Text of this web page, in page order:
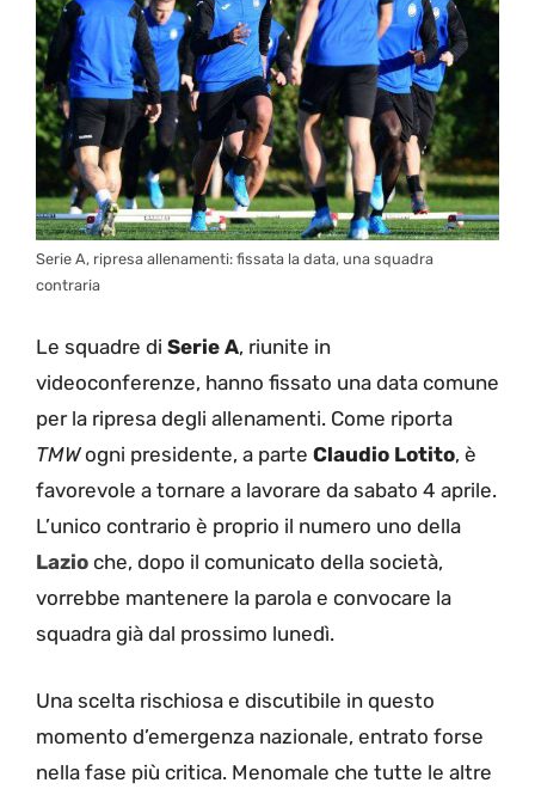
Serie A, ripresa allenamenti: fissata la data, una squadra
contraria
Le squadre di Serie A, riunite in
videoconferenze, hanno fissato una data comune
per la ripresa degli allenamenti. Come riporta
TMWogni presidente, a parte Claudio Lotito, è
favorevole a tornare a lavorare da sabato 4 aprile.
L’unico contrario è proprio il numero uno della
Lazio che, dopo il comunicato della società,
vorrebbe mantenere la parola e convocare la
squadra già dal prossimo lunedì.
Una scelta rischiosa e discutibile in questo
momento d’emergenza nazionale, entrato forse
nella fase più critica. Menomale che tutte le altre